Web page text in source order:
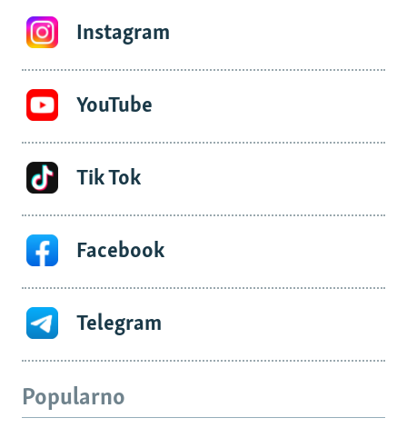
Instagram
YouTube
Tik Tok
Facebook
Telegram
Popularno